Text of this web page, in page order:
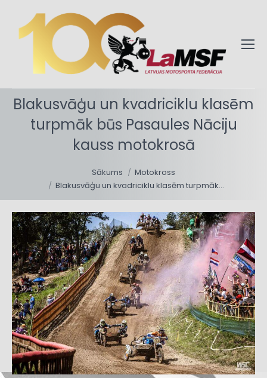
Blakusvāģu un kvadriciklu klasēm
turpmāk būs Pasaules Nāciju
kauss motokrosā
Sākums
Motokross
Blakusvāģu un kvadriciklu klasēm turpmāk…